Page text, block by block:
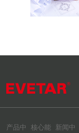
产品中
核心能
新闻中